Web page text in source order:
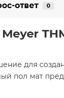
ответ 0
для
пол мат